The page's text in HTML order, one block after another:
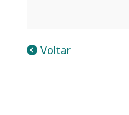
Voltar